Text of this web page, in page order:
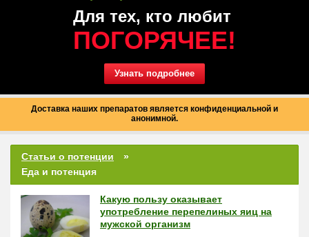
Для тех, кто любит
ПОГОРЯЧЕЕ!
Узнать подробнее
Доставка наших препаратов является конфиденциальной и
анонимной.
Статьи о потенции
Еда и потенция
Какую пользу оказывает
употребление перепелиных яиц на
мужской организм